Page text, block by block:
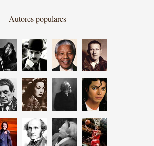
Autores populares